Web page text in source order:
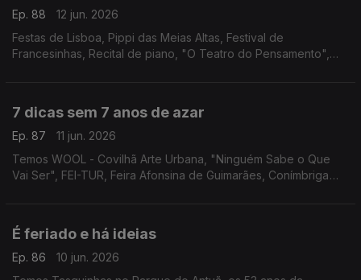
Ep. 88
12 jun. 2026
Festas de Lisboa, Pippi das Meias Altas, Festival de
Francesinhas, Recital de piano, "O Teatro do Pensamento",
7 dicas sem 7 anos de azar
Ep. 87
11 jun. 2026
Temos WOOL - Covilhã Arte Urbana, "Ninguém Sabe o Que
Vai Ser", FEI-TUR, Feira Afonsina de Guimarães, Conímbriga
É feriado e há ideias
Ep. 86
10 jun. 2026